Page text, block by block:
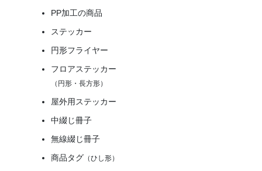
PP加工の商品
ステッカー
円形フライヤー
フロアステッカー
（円形・長方形）
屋外用ステッカー
中綴じ冊子
無線綴じ冊子
商品タグ （ひし形）